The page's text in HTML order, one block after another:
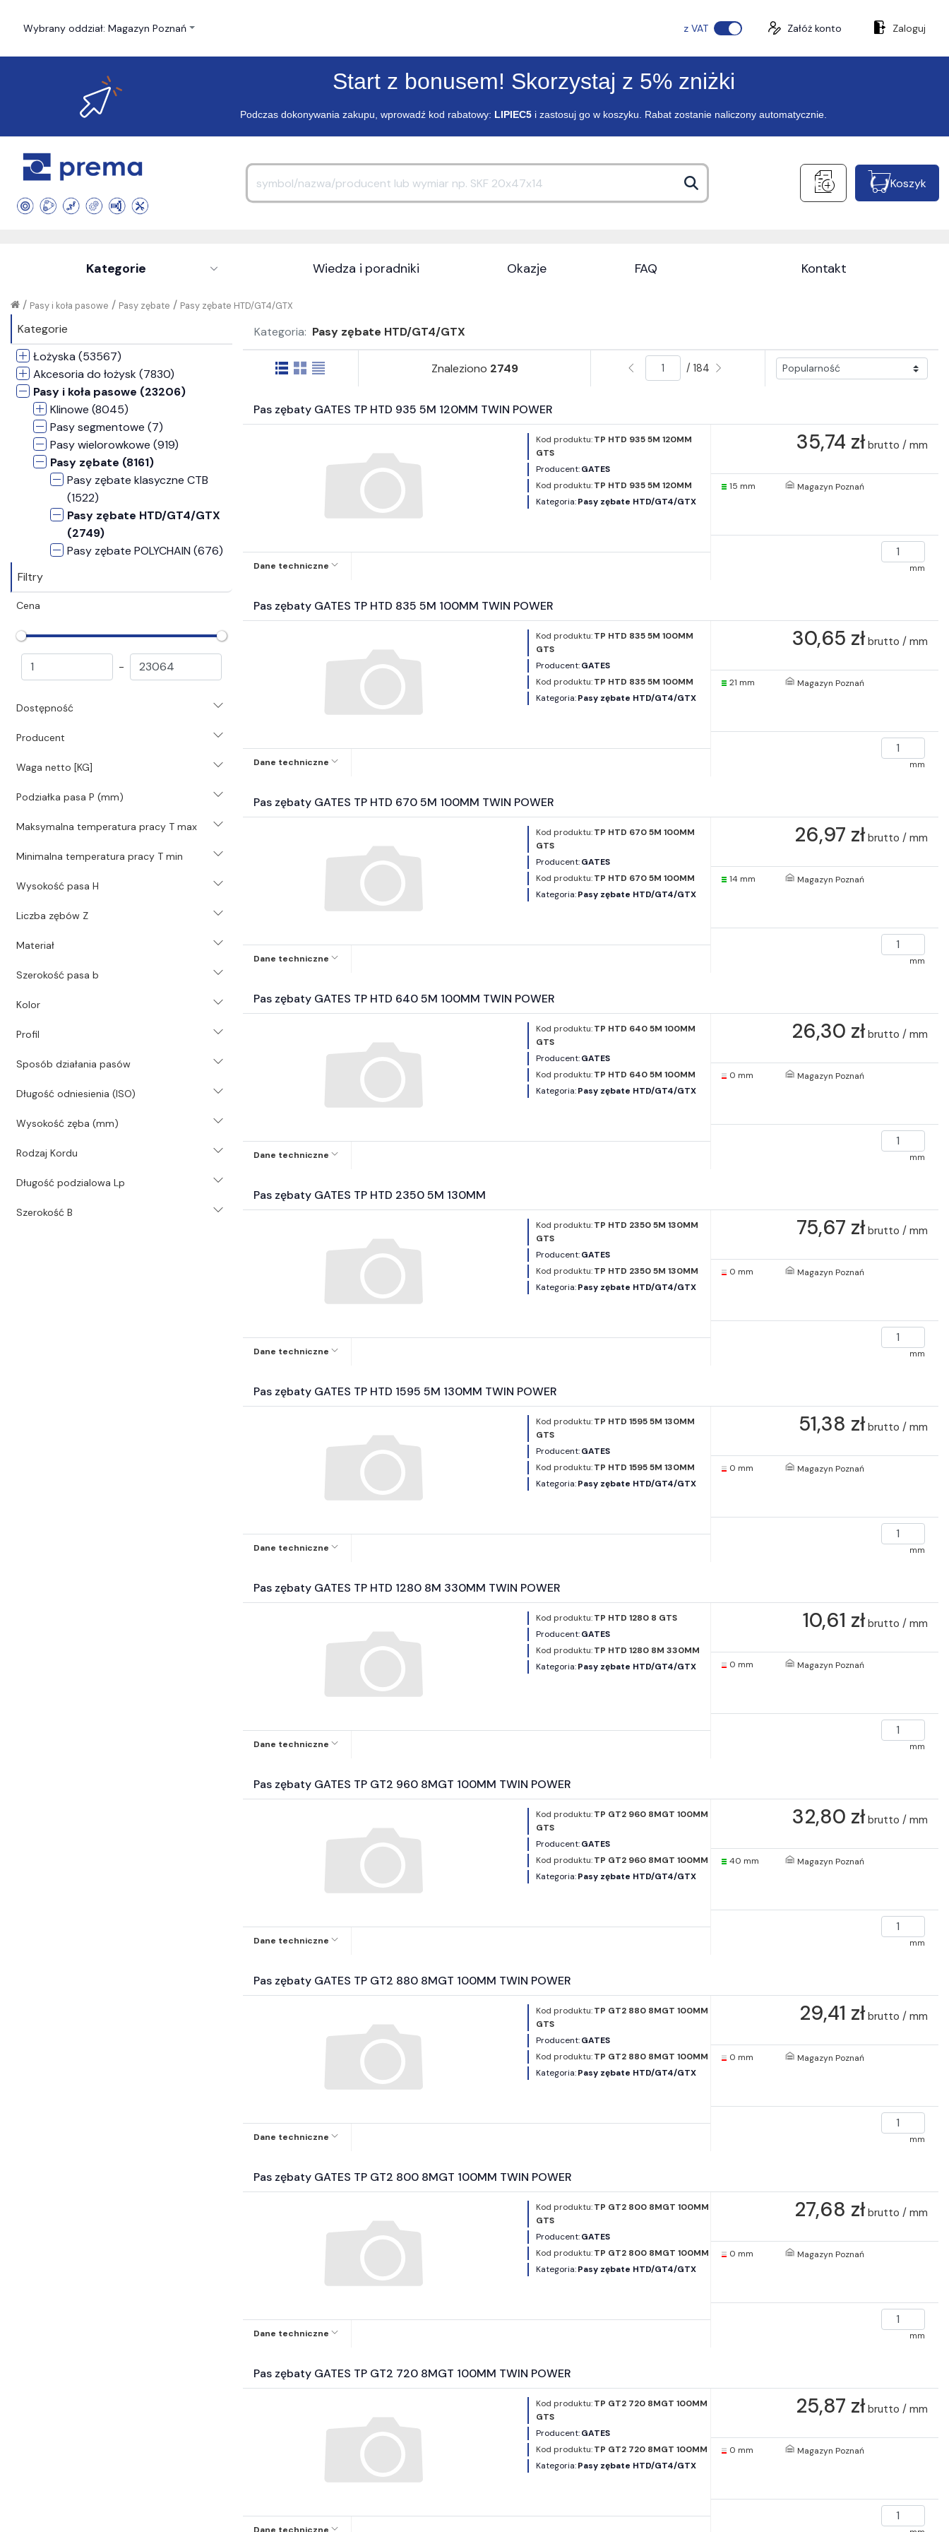
Wybrany oddział: Magazyn Poznań z VAT Załóż konto Zaloguj
Start z bonusem! Skorzystaj z 5% zniżki
Podczas dokonywania zakupu, wprowadź kod rabatowy: LIPIEC5 i zastosuj go w koszyku. Rabat zostanie naliczony automatycznie.
Koszyk
Kategorie Wiedza i poradniki Okazje FAQ Kontakt
Pasy zębate HTD/GT4/GTX
/
Pasy zębate
/
Pasy i koła pasowe
/
Kategorie
Łożyska (53567)
Akcesoria do łożysk (7830)
Pasy i koła pasowe (23206)
Klinowe (8045)
Pasy segmentowe (7)
Pasy wielorowkowe (919)
Pasy zębate (8161)
Pasy zębate klasyczne CTB
(1522)
Pasy zębate HTD/GT4/GTX
(2749)
Pasy zębate POLYCHAIN (676)
Pasy zębate otwarte (55)
Pasy zębate poliuretanowe
Pasy termozgrzewalne (172)
Koła pasowe i akcesoria (3062)
Pasy rolnicze (182)
Łańcuchy i koła łańcuchowe (8005)
Sprzęgła (6047)
Przekładnie (746)
Motoreduktory (392)
Chemia przemysłowa (1472)
Systemy i środki smarowania (3532)
Pneumatyka (36186)
Uszczelnienia (39082)
Hydraulika (1488)
Akcesoria BHP i odzież (323)
inne akc (121)
Surowce energetyczne i paliwa (19)
Katalogi* (3)
Filtry inne* (504)
Węże przemysłowe (265)
Technika transportu wewnętrznego
Filtry
Cena
-
Dostępność
Producent
Waga netto [KG]
Podziałka pasa P (mm)
Maksymalna temperatura pracy T max
Minimalna temperatura pracy T min
Wysokość pasa H
Liczba zębów Z
Materiał
Szerokość pasa b
Kolor
Profil
Sposób działania pasów
Długość odniesienia (ISO)
Wysokość zęba (mm)
Rodzaj Kordu
Długość podzialowa Lp
Szerokość B
Kategoria: Pasy zębate HTD/GT4/GTX
Znaleziono 2749 / 184
Pas zębaty GATES TP HTD 935 5M 120MM TWIN POWER
Kod produktu:TP HTD 935 5M 120MM
GTS
Producent:GATES
Kod produktu:TP HTD 935 5M 120MM
Kategoria:Pasy zębate HTD/GT4/GTX
Dane techniczne
35,74 zł brutto / mm
15 mm Magazyn Poznań
mm
Pas zębaty GATES TP HTD 835 5M 100MM TWIN POWER
Kod produktu:TP HTD 835 5M 100MM
GTS
Producent:GATES
Kod produktu:TP HTD 835 5M 100MM
Kategoria:Pasy zębate HTD/GT4/GTX
Dane techniczne
30,65 zł brutto / mm
21 mm Magazyn Poznań
mm
Pas zębaty GATES TP HTD 670 5M 100MM TWIN POWER
Kod produktu:TP HTD 670 5M 100MM
GTS
Producent:GATES
Kod produktu:TP HTD 670 5M 100MM
Kategoria:Pasy zębate HTD/GT4/GTX
Dane techniczne
26,97 zł brutto / mm
14 mm Magazyn Poznań
mm
Pas zębaty GATES TP HTD 640 5M 100MM TWIN POWER
Kod produktu:TP HTD 640 5M 100MM
GTS
Producent:GATES
Kod produktu:TP HTD 640 5M 100MM
Kategoria:Pasy zębate HTD/GT4/GTX
Dane techniczne
26,30 zł brutto / mm
0 mm Magazyn Poznań
mm
Pas zębaty GATES TP HTD 2350 5M 130MM
Kod produktu:TP HTD 2350 5M 130MM
GTS
Producent:GATES
Kod produktu:TP HTD 2350 5M 130MM
Kategoria:Pasy zębate HTD/GT4/GTX
Dane techniczne
75,67 zł brutto / mm
0 mm Magazyn Poznań
mm
Pas zębaty GATES TP HTD 1595 5M 130MM TWIN POWER
Kod produktu:TP HTD 1595 5M 130MM
GTS
Producent:GATES
Kod produktu:TP HTD 1595 5M 130MM
Kategoria:Pasy zębate HTD/GT4/GTX
Dane techniczne
51,38 zł brutto / mm
0 mm Magazyn Poznań
mm
Pas zębaty GATES TP HTD 1280 8M 330MM TWIN POWER
Kod produktu:TP HTD 1280 8 GTS
Producent:GATES
Kod produktu:TP HTD 1280 8M 330MM
Kategoria:Pasy zębate HTD/GT4/GTX
Dane techniczne
10,61 zł brutto / mm
0 mm Magazyn Poznań
mm
Pas zębaty GATES TP GT2 960 8MGT 100MM TWIN POWER
Kod produktu:TP GT2 960 8MGT 100MM
GTS
Producent:GATES
Kod produktu:TP GT2 960 8MGT 100MM
Kategoria:Pasy zębate HTD/GT4/GTX
Dane techniczne
32,80 zł brutto / mm
40 mm Magazyn Poznań
mm
Pas zębaty GATES TP GT2 880 8MGT 100MM TWIN POWER
Kod produktu:TP GT2 880 8MGT 100MM
GTS
Producent:GATES
Kod produktu:TP GT2 880 8MGT 100MM
Kategoria:Pasy zębate HTD/GT4/GTX
Dane techniczne
29,41 zł brutto / mm
0 mm Magazyn Poznań
mm
Pas zębaty GATES TP GT2 800 8MGT 100MM TWIN POWER
Kod produktu:TP GT2 800 8MGT 100MM
GTS
Producent:GATES
Kod produktu:TP GT2 800 8MGT 100MM
Kategoria:Pasy zębate HTD/GT4/GTX
Dane techniczne
27,68 zł brutto / mm
0 mm Magazyn Poznań
mm
Pas zębaty GATES TP GT2 720 8MGT 100MM TWIN POWER
Kod produktu:TP GT2 720 8MGT 100MM
GTS
Producent:GATES
Kod produktu:TP GT2 720 8MGT 100MM
Kategoria:Pasy zębate HTD/GT4/GTX
Dane techniczne
25,87 zł brutto / mm
0 mm Magazyn Poznań